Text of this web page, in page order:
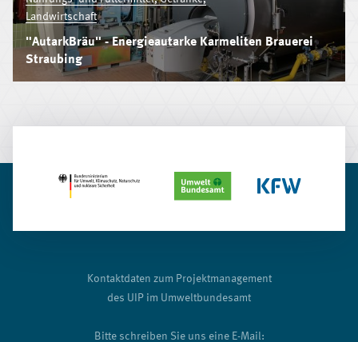
Landwirtschaft
"AutarkBräu" - Energieautarke Karmeliten Brauerei
Straubing
Kontaktdaten zum Projektmanagement
des UIP im Umweltbundesamt
Bitte schreiben Sie uns eine E-Mail: